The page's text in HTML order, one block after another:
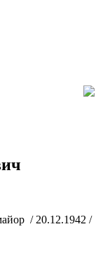
/ 20.12.1942 /